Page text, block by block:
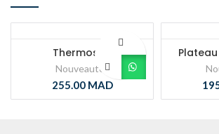
Thermos 4L
Nouveautés
255.00 MAD